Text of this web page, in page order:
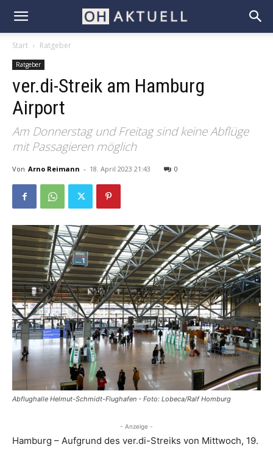
Start Ratgeber
Ratgeber
ver.di-Streik am Hamburg
Airport
Am Donnerstag und Freitag sind keine Abflüge
mit Passagieren möglich
Von Arno Reimann - 18. April 2023 21:43 0
Abflughalle Helmut-Schmidt-Flughafen - Foto: Lobeca/Ralf Homburg
- Anzeige -
Hamburg – Aufgrund des ver.di-Streiks von Mittwoch, 19.